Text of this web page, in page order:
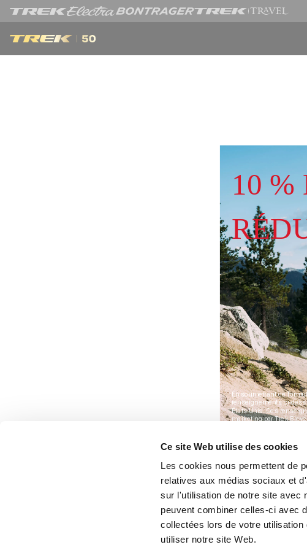
Ce site Web utilise des cookies
Les cookies nous permettent de
relatives aux médias sociaux et
sur l'utilisation de notre site avec
peuvent combiner celles-ci avec
collectées lors de votre
utiliser notre site Web.